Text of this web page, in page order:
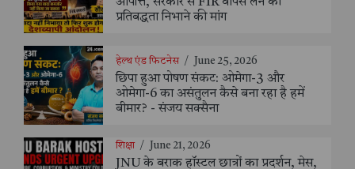
प्रतिबद्धता निभाने की मांग
हेल्थ एंड फिटनेस / June 25, 2026
छिपा हुआ पोषण संकट: ओमेगा-3 और
ओमेगा-6 का असंतुलन कैसे बना रहा है हमें
बीमार? - संजय सक्सैना
शिक्षा / June 21, 2026
JNU के बराक हॉस्टल छात्रों का प्रदर्शन, मेस,